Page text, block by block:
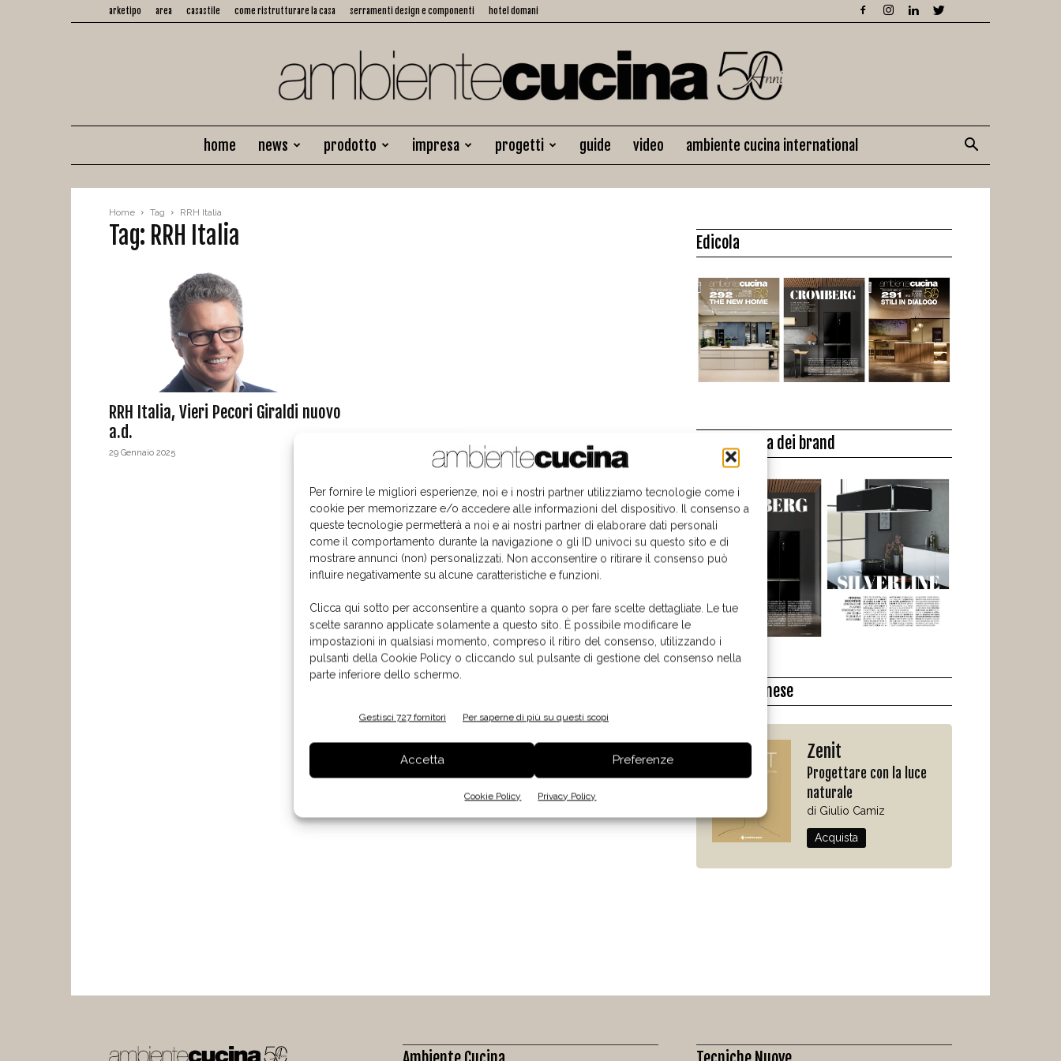
Per fornire le migliori esperienze, noi e i nostri partner utilizziamo tecnologie come i
cookie per memorizzare e/o accedere alle informazioni del dispositivo. Il consenso a
queste tecnologie permetterà a noi e ai nostri partner di elaborare dati personali
come il comportamento durante la navigazione o gli ID univoci su questo sito e di
mostrare annunci (non) personalizzati. Non acconsentire o ritirare il consenso può
influire negativamente su alcune caratteristiche e funzioni.
Clicca qui sotto per acconsentire a quanto sopra o per fare scelte dettagliate. Le tue
scelte saranno applicate solamente a questo sito. È possibile modificare le
impostazioni in qualsiasi momento, compreso il ritiro del consenso, utilizzando i
pulsanti della Cookie Policy o cliccando sul pulsante di gestione del consenso nella
parte inferiore dello schermo.
Gestisci 727 fornitori Per saperne di più su questi scopi
Accetta Preferenze
Cookie Policy Privacy Policy
arketipo area casastile come ristrutturare la casa serramenti design e componenti hotel domani
Ambiente
home news prodotto impresa progetti guide video ambiente cucina international
Home Tag RRH Italia
Tag: RRH Italia
RRH Italia, Vieri Pecori Giraldi nuovo
a.d.
29 Gennaio 2025
Edicola
La biblioteca dei brand
Il libro del mese
Zenit
Progettare con la luce
naturale
di Giulio Camiz
Acquista